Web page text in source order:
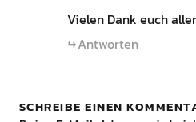
Vielen Dank euch
Antworten
SCHREIBE EINEN